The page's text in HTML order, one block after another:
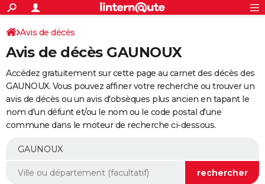
ACTUALITÉS
Politique
Société
Faits Divers
Education
Monde
Villes
+
SPORT
Coupe du monde 2026
Football
Tennis
Cyclisme
Rugby
Forum
Programme TV
TNT
Streaming
Cinéma
Sorties cinéma
Musique
+
FINANCE
Retraite
Epargne
Immobilier
Risques naturels par ville
Banque
Assurance
AUTO
Essais
Réserver un essai
Citadines
Berlines
SUV
Forum auto
+
Mobiles
Meilleur smartphone
Internet
Ordinateurs
Jeux vidéo
Guide high-tech
Aménagement intérieur
Avis de décès
Avis de décès GAUNOUX
Accédez gratuitement sur cette page au carnet des décès des
GAUNOUX. Vous pouvez affiner votre recherche ou trouver un
avis de décès ou un avis d'obsèques plus ancien en tapant le
nom d'un défunt et/ou le nom ou le code postal d'une
commune dans le moteur de recherche ci-dessous.